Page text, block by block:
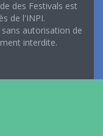
des Festivals est
de l'INPI.
autorisation de
interdite.